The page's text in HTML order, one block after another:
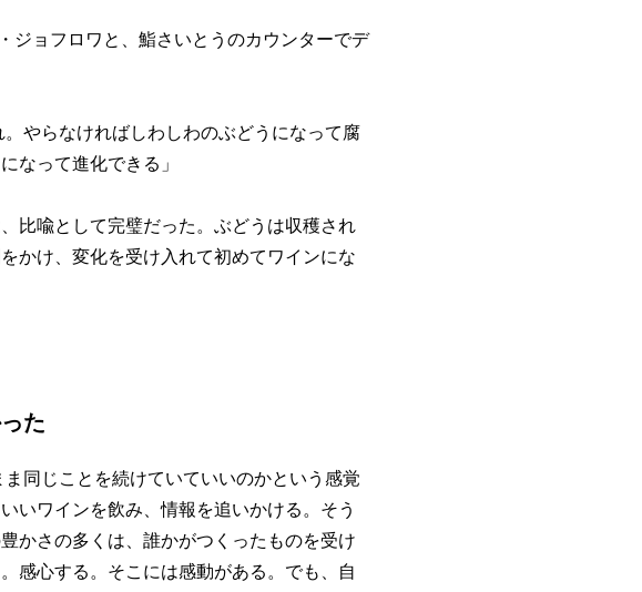
ョフロワと、鮨さいとうのカウンターでデ
やらなければしわしわのぶどうになって腐
なって進化できる」
比喩として完璧だった。ぶどうは収穫され
かけ、変化を受け入れて初めてワインにな
た
同じことを続けていていいのかという感覚
いワインを飲み、情報を追いかける。そう
かさの多くは、誰かがつくったものを受け
感心する。そこには感動がある。でも、自